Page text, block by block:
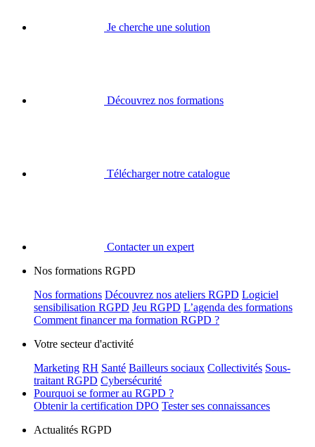
Je cherche une solution
Découvrez nos formations
Télécharger notre catalogue
Contacter un expert
Nos formations RGPD
Nos formations Découvrez nos ateliers RGPD Logiciel
sensibilisation RGPD Jeu RGPD L’agenda des formations
Comment financer ma formation RGPD ?
Votre secteur d'activité
Marketing RH Santé Bailleurs sociaux Collectivités Sous-
traitant RGPD Cybersécurité
Pourquoi se former au RGPD ?
Obtenir la certification DPO Tester ses connaissances
Actualités RGPD